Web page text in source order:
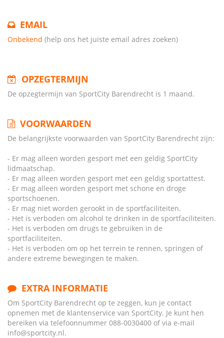
EMAIL
Onbekend (help ons het juiste email adres zoeken)
OPZEGTERMIJN
De opzegtermijn van SportCity Barendrecht is 1 maand.
VOORWAARDEN
De belangrijkste voorwaarden van SportCity Barendrecht zijn:
- Er mag alleen worden gesport met een geldig SportCity
lidmaatschap.
- Er mag alleen worden gesport met een geldig sportattest.
- Er mag alleen worden gesport met schone en droge
sportschoenen.
- Er mag niet worden gerookt in de sportfaciliteiten.
- Het is verboden om alcohol te drinken in de sportfaciliteiten.
- Het is verboden om drugs te gebruiken in de
sportfaciliteiten.
- Het is verboden om op het terrein te rennen, springen of
andere extreme bewegingen te maken.
EXTRA INFORMATIE
Om SportCity Barendrecht op te zeggen, kun je contact
opnemen met de klantenservice van SportCity. Je kunt hen
bereiken via telefoonnummer 088-0030400 of via e-mail
info@sportcity.nl.